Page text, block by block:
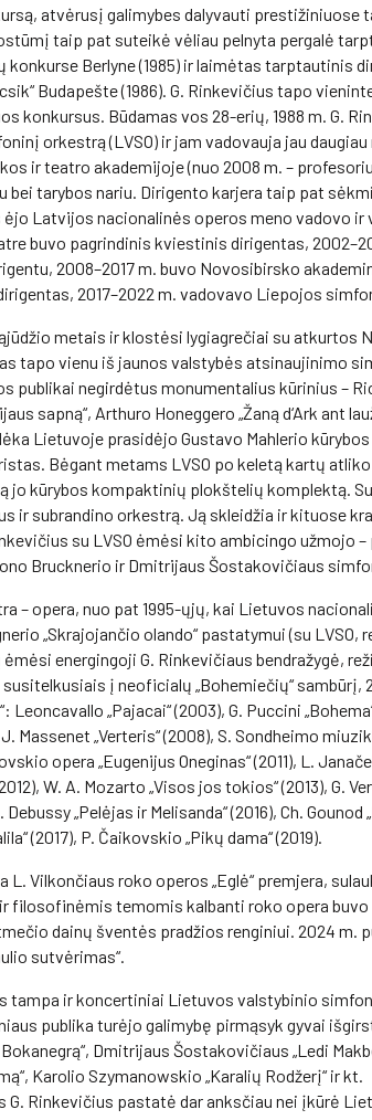
atvėrusį galimybes dalyvauti prestižiniuose
taip pat suteikė vėliau pelnyta pergalė
konkurse Berlyne (1985) ir laimėtas tarptautinis
Budapešte (1986). G. Rinkevičius tapo
konkursus. Būdamas vos 28-erių, 1988 m. G.
orkestrą (LVSO) ir jam vadovauja jau
ir teatro akademijoje (nuo 2008 m. –
bei tarybos nariu. Dirigento karjera taip pat
ėjo Latvijos nacionalinės operos meno vadovo
buvo pagrindinis kviestinis dirigentas,
2008–2017 m. buvo Novosibirsko
2017–2022 m. vadovavo Liepojos
metais ir klostėsi lygiagrečiai su atkurtos
tapo vienu iš jaunos valstybės atsinaujinimo
negirdėtus monumentalius kūrinius –
sapną“, Arthuro Honeggero „Žaną d‘Ark ant
Lietuvoje prasidėjo Gustavo Mahlerio
Bėgant metams LVSO po keletą kartų
jo kūrybos kompaktinių plokštelių komplektą.
ir subrandino orkestrą. Ją skleidžia ir kituose
su LVSO ėmėsi kito ambicingo užmojo
Brucknerio ir Dmitrijaus Šostakovičiaus
– opera, nuo pat 1995-ųjų, kai Lietuvos
„Skrajojančio olando“ pastatymui (su LVSO,
energingoji G. Rinkevičiaus bendražygė,
į neoficialų „Bohemiečių“ sambūrį,
Leoncavallo „Pajacai“ (2003), G. Puccini
Massenet „Verteris“ (2008), S. Sondheimo
opera „Eugenijus Oneginas“ (2011), L.
W. A. Mozarto „Visos jos tokios“ (2013), G.
Debussy „Pelėjas ir Melisanda“ (2016), Ch. Gounod
(2017), P. Čaikovskio „Pikų dama“ (2019).
L. Vilkončiaus roko operos „Eglė“ premjera,
filosofinėmis temomis kalbanti roko opera buvo
dainų šventės pradžios renginiui. 2024 m.
sutvėrimas“.
tampa ir koncertiniai Lietuvos valstybinio
publika turėjo galimybę pirmąsyk gyvai
Bokanegrą“, Dmitrijaus Šostakovičiaus „Ledi
Karolio Szymanowskio „Karalių Rodžerį“ ir kt.
G. Rinkevičius pastatė dar anksčiau nei įkūrė